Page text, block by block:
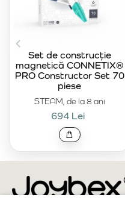
STEAM, de la 8 ani
Set de construcție
magnetică CONNETIX®
PRO Constructor Set 70
piese
694 Lei